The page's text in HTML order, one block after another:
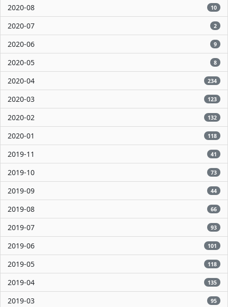
2020-08 10
2020-07 2
2020-06 9
2020-05 8
2020-04 234
2020-03 123
2020-02 132
2020-01 118
2019-11 41
2019-10 73
2019-09 44
2019-08 66
2019-07 93
2019-06 101
2019-05 118
2019-04 135
2019-03 95